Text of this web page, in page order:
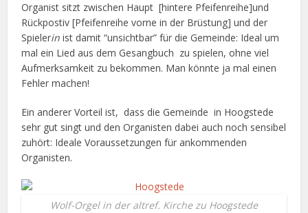
Organist sitzt zwischen Haupt [hintere Pfeifenreihe]und
Rückpostiv [Pfeifenreihe vorne in der Brüstung] und der
Spielerinist damit “unsichtbar” für die Gemeinde: Ideal um
mal ein Lied aus dem Gesangbuch zu spielen, ohne viel
Aufmerksamkeit zu bekommen. Man könnte ja mal einen
Fehler machen!
Ein anderer Vorteil ist, dass die Gemeinde in Hoogstede
sehr gut singt und den Organisten dabei auch noch sensibel
zuhört: Ideale Voraussetzungen für ankommenden
Organisten.
Wolf-Orgel in der altref. Kirche zu Hoogstede